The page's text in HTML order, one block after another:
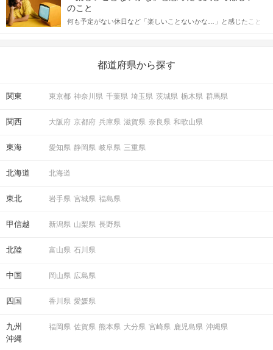
っしゃるのではないでしょうか。 そこで今回は、男性から女性へ
送るLINEでのデートの誘い方のコツをご紹介します。例文も混じ
えながら解説するので、ぜひ参考にしてください。
のこと
何も予定がない休日など「楽しいことないかな…」と感じたこと
の楽しいことアイデアを集めました♪ いままさに楽しいことを探し
都道府県から探す
関東 東京都 神奈川県 千葉県 埼玉県 茨城県 栃木県 群馬県
関西 大阪府 京都府 兵庫県 滋賀県 奈良県 和歌山県
東海 愛知県 静岡県 岐阜県 三重県
北海道 北海道
東北 岩手県 宮城県 福島県
甲信越 新潟県 山梨県 長野県
北陸 富山県 石川県
中国 岡山県 広島県
四国 香川県 愛媛県
九州
沖縄
福岡県 佐賀県 熊本県 大分県 宮崎県 鹿児島県 沖縄県